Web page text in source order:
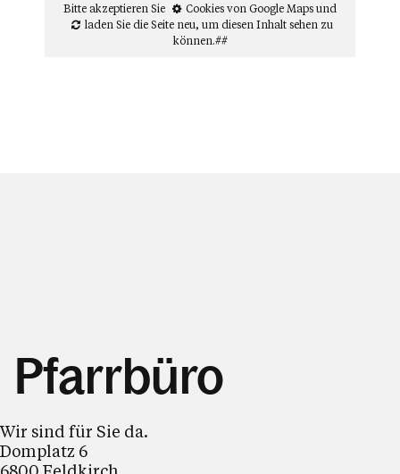
Bitte akzeptieren Sie
Cookies von Google Mapsund
laden Sie die Seite neu, um diesen Inhalt sehen zu
können.##
Pfarrbüro
Wir sind für Sie da.
Domplatz 6